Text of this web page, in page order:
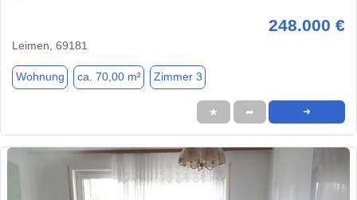
248.000 €
Leimen, 69181
Wohnung ca. 70,00 m² Zimmer 3
★ ➦ ➜